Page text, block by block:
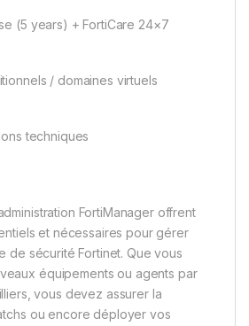
(5 years) + FortiCare 24×7
/ domaines virtuels
techniques
FortiManager offrent
et nécessaires pour gérer
de sécurité Fortinet. Que vous
équipements ou agents par
vous devez assurer la
ou encore déployer vos